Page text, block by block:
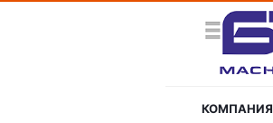
КОМПАНИЯ